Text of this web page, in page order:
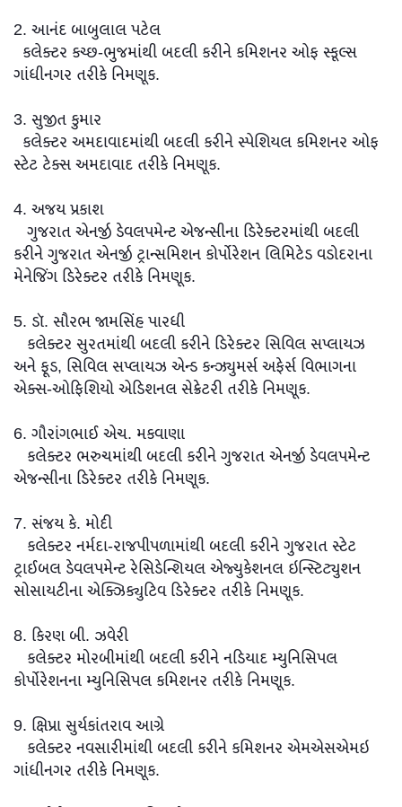
2. આનંદ બાબુલાલ પટેલ
કલેક્ટર કચ્છ-ભુજમાંથી બદલી કરીને કમિશનર ઓફ સ્કૂલ્સ
ગાંધીનગર તરીકે નિમણૂક.
3. સુજીત કુમાર
કલેક્ટર અમદાવાદમાંથી બદલી કરીને સ્પેશિયલ કમિશનર ઓફ
સ્ટેટ ટેક્સ અમદાવાદ તરીકે નિમણૂક.
4. અજય પ્રકાશ
ગુજરાત એનર્જી ડેવલપમેન્ટ એજન્સીના ડિરેક્ટરમાંથી બદલી
કરીને ગુજરાત એનર્જી ટ્રાન્સમિશન કોર્પોરેશન લિમિટેડ વડોદરાના
મેનેજિંગ ડિરેક્ટર તરીકે નિમણૂક.
5. ડૉ. સૌરભ જામસિંહ પારધી
કલેક્ટર સુરતમાંથી બદલી કરીને ડિરેક્ટર સિવિલ સપ્લાયઝ
અને ફૂડ, સિવિલ સપ્લાયઝ એન્ડ કન્ઝ્યુમર્સ અફેર્સ વિભાગના
એક્સ-ઓફિશિયો એડિશનલ સેક્રેટરી તરીકે નિમણૂક.
6. ગૌરાંગભાઈ એચ. મકવાણા
કલેક્ટર ભરુચમાંથી બદલી કરીને ગુજરાત એનર્જી ડેવલપમેન્ટ
એજન્સીના ડિરેક્ટર તરીકે નિમણૂક.
7. સંજય કે. મોદી
કલેક્ટર નર્મદા-રાજપીપળામાંથી બદલી કરીને ગુજરાત સ્ટેટ
ટ્રાઈબલ ડેવલપમેન્ટ રેસિડેન્શિયલ એજ્યુકેશનલ ઇન્સ્ટિટ્યુશન
સોસાયટીના એક્ઝિક્યુટિવ ડિરેક્ટર તરીકે નિમણૂક.
8. કિરણ બી. ઝવેરી
કલેક્ટર મોરબીમાંથી બદલી કરીને નડિયાદ મ્યુનિસિપલ
કોર્પોરેશનના મ્યુનિસિપલ કમિશનર તરીકે નિમણૂક.
9. ક્ષિપ્રા સુર્યકાંતરાવ આગ્રે
કલેક્ટર નવસારીમાંથી બદલી કરીને કમિશનર એમએસએમઇ
ગાંધીનગર તરીકે નિમણૂક.